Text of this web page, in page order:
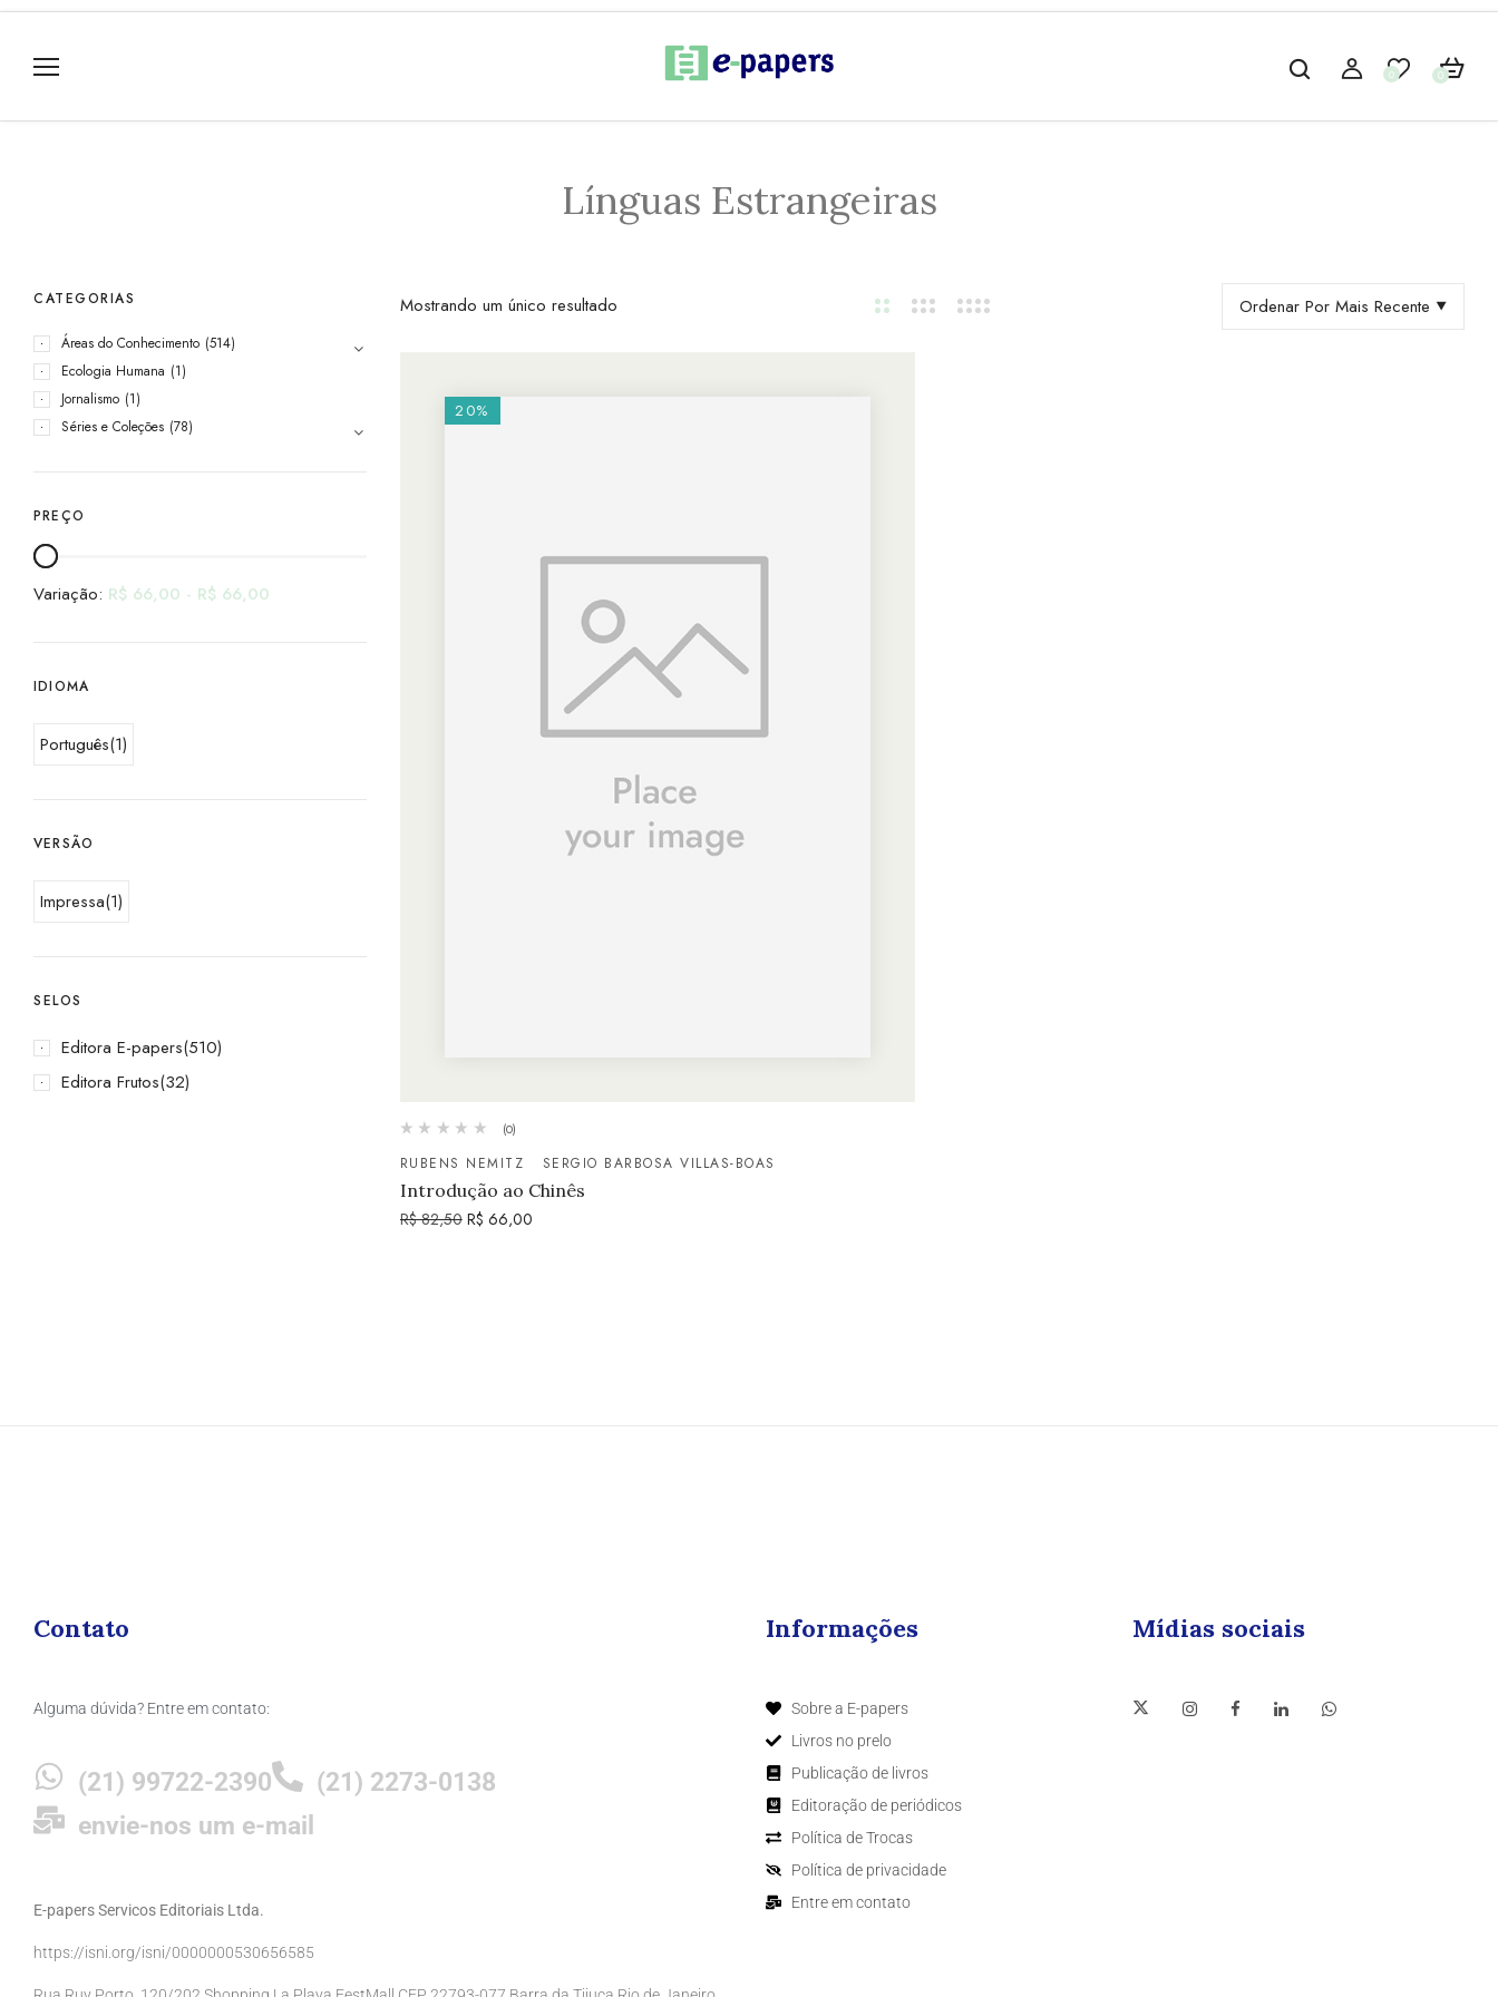
0 0
Línguas Estrangeiras
CATEGORIAS
Áreas do Conhecimento (514)
Ecologia Humana (1)
Jornalismo (1)
Séries e Coleções (78)
PREÇO
Variação: R$ 66,00 - R$ 66,00
IDIOMA
Português(1)
VERSÃO
Impressa(1)
SELOS
Editora E-papers(510)
Editora Frutos(32)
Mostrando um único resultado Ordenar Por Mais Recente
20%
(0)
RUBENS NEMITZ SERGIO BARBOSA VILLAS-BOAS
Introdução ao Chinês
R$82,50 R$ 66,00
Contato
Alguma dúvida? Entre em contato:
(21) 99722-2390
(21) 2273-0138
envie-nos um e-mail
E-papers Servicos Editoriais Ltda.
https://isni.org/isni/0000000530656585
Informações
Sobre a E-papers
Livros no prelo
Publicação de livros
Editoração de periódicos
Política de Trocas
Política de privacidade
Entre em contato
Mídias sociais